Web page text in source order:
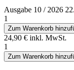
Ausgabe 10 / 2026
1
Zum Warenkorb
24,90 € inkl. MwSt.
1
Zum Warenkorb